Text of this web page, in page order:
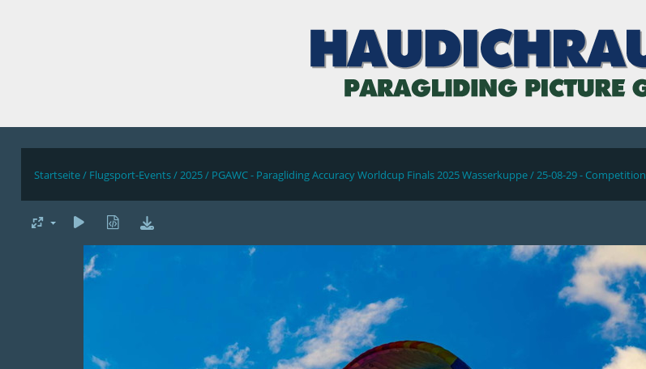
Startseite/ Flugsport-Events/2025/ PGAWC - Paragliding Accuracy Worldcup Finals 2025 Wasserkuppe/25-08-29 - Competition